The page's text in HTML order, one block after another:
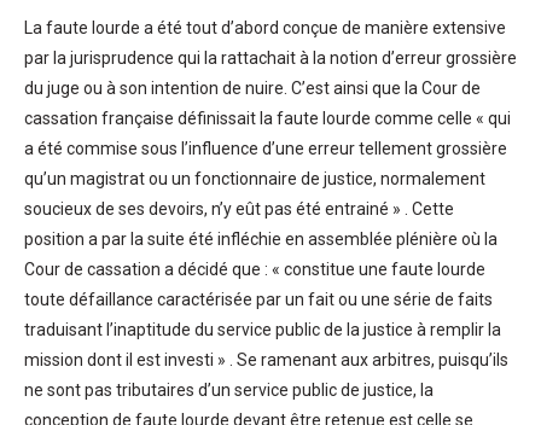
La faute lourde a été tout d’abord conçue de manière extensive
par la jurisprudence qui la rattachait à la notion d’erreur grossière
du juge ou à son intention de nuire. C’est ainsi que la Cour de
cassation française définissait la faute lourde comme celle « qui
a été commise sous l’influence d’une erreur tellement grossière
qu’un magistrat ou un fonctionnaire de justice, normalement
soucieux de ses devoirs, n’y eût pas été entrainé » . Cette
position a par la suite été infléchie en assemblée plénière où la
Cour de cassation a décidé que : « constitue une faute lourde
toute défaillance caractérisée par un fait ou une série de faits
traduisant l’inaptitude du service public de la justice à remplir la
mission dont il est investi » . Se ramenant aux arbitres, puisqu’ils
ne sont pas tributaires d’un service public de justice, la
conception de faute lourde devant être retenue est celle se